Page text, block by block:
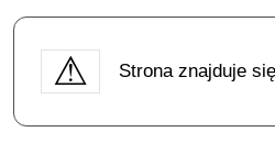
Strona znajduje